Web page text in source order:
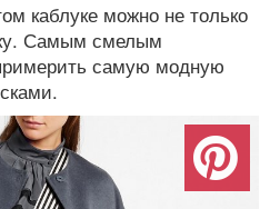
каблуке можно не только
Самым смелым
самую модную